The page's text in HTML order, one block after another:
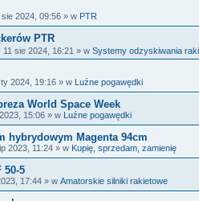
2024, 09:56 » w PTR
PTR
11 sie 2024, 16:21 » w Systemy odzyskiwania
2024, 19:16 » w Luźne pogawędki
World Space Week
15:06 » w Luźne pogawędki
hybrydowym Magenta 94cm
2023, 11:24 » w Kupię, sprzedam, zamienię
50-5
17:44 » w Amatorskie silniki rakietowe